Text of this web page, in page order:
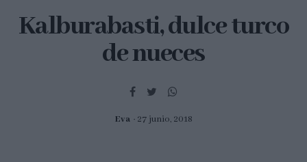
Kalburabasti, dulce turco
de nueces
Eva 27 junio, 2018